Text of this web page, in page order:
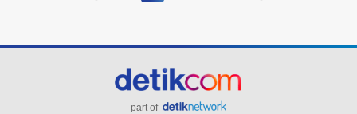
part of